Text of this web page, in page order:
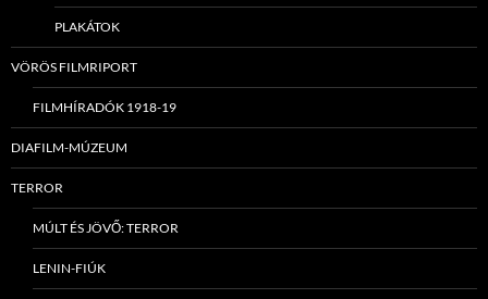
PLAKÁTOK
VÖRÖS FILMRIPORT
FILMHÍRADÓK 1918-19
DIAFILM-MÚZEUM
TERROR
MÚLT ÉS JÖVŐ: TERROR
LENIN-FIÚK